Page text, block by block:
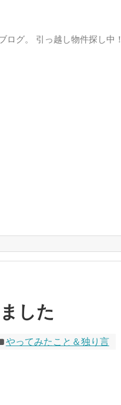
ログ。 引っ越し物件探し中！
した
やってみたこと＆独り言